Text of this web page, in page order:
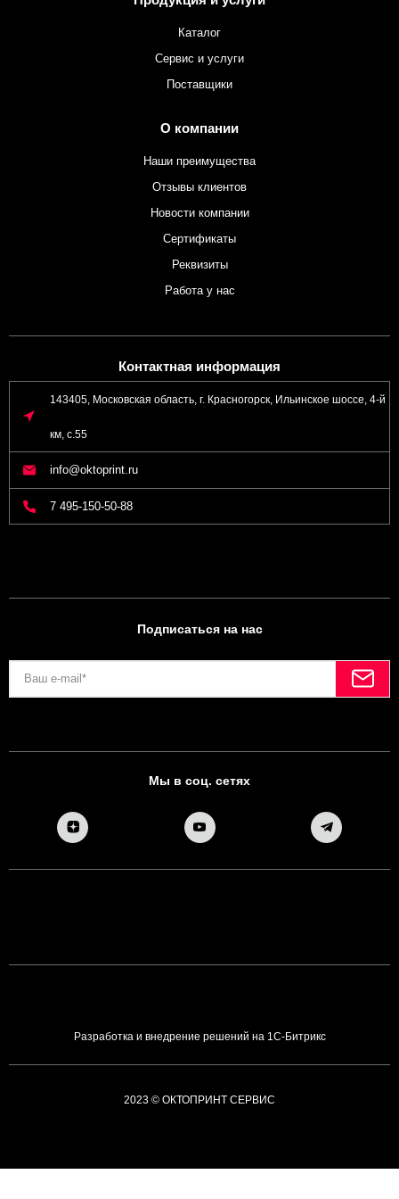
Каталог
Сервис и услуги
Поставщики
О компании
Наши преимущества
Отзывы клиентов
Новости компании
Сертификаты
Реквизиты
Работа у нас
Контактная информация
143405, Московская область, г. Красногорск, Ильинское шоссе, 4-й
км, с.55
info@oktoprint.ru
7 495-150-50-88
Подписаться на нас
Мы в соц. сетях
Разработка и внедрение решений на 1С-Битрикс
2023 © ОКТОПРИНТ СЕРВИС